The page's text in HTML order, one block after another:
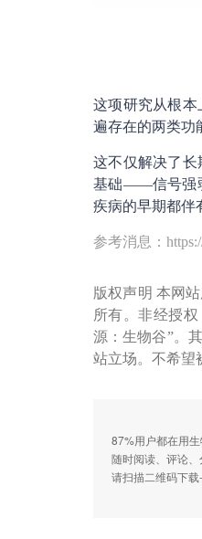
这项研究从根本
遍存在的两类功
这不仅解决了长
基础——信号强
疾病的早期都伴
参考消息：
版权声明 本网
所有。非经授
源：生物谷”。
站立场。不希望
87%用户都在用
随时阅读、评论
请扫描二维码下载